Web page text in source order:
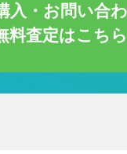
入・お問い合
料査定はこちら